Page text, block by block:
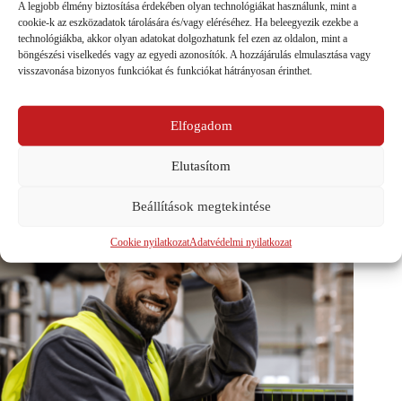
A legjobb élmény biztosítása érdekében olyan technológiákat használunk, mint a
cookie-k az eszközadatok tárolására és/vagy eléréséhez. Ha beleegyezik ezekbe a
technológiákba, akkor olyan adatokat dolgozhatunk fel ezen az oldalon, mint a
böngészési viselkedés vagy az egyedi azonosítók. A hozzájárulás elmulasztása vagy
visszavonása bizonyos funkciókat és funkciókat hátrányosan érinthet.
Elfogadom
Elutasítom
Beállítások megtekintése
Cookie nyilatkozatAdatvédelmi nyilatkozat
Forrás:https://www.pv-tech.org/repowereu-scenario-could-double-
number-of-solar-jobs-in-eu-by-2030/